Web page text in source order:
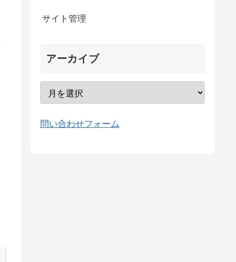
サイト管理
アーカイブ
問い合わせフォーム